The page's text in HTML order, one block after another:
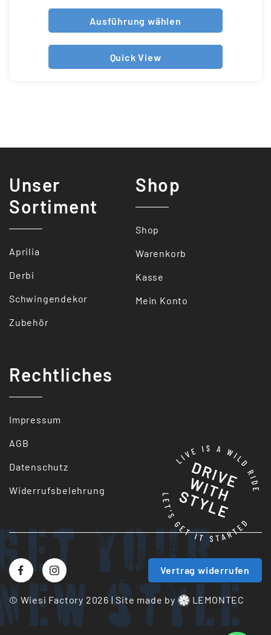
Ausführung wählen
Quick View
Unser
Sortiment
Aprilia
Derbi
Schwingendekor
Zubehör
Shop
Shop
Warenkorb
Kasse
Mein Konto
Rechtliches
Impressum
AGB
Datenschutz
Widerrufsbelehrung
© Wiesi Factory 2026|Site made by LEMONTEC
Vertrag widerrufen
your
style